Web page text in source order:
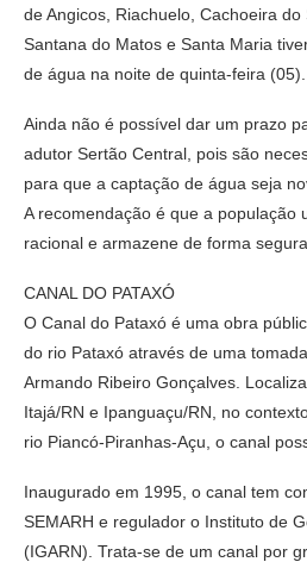
de Angicos, Riachuelo, Cachoeira
Santana do Matos e Santa Maria
de água na noite de quinta-feira (05).
Ainda não é possível dar um prazo
adutor Sertão Central, pois são
para que a captação de água seja
A recomendação é que a população
racional e armazene de forma segura.
CANAL DO PATAXÓ
O Canal do Pataxó é uma obra
do rio Pataxó através de uma
Armando Ribeiro Gonçalves.
Itajá/RN e Ipanguaçu/RN, no
rio Piancó-Piranhas-Açu, o canal
Inaugurado em 1995, o canal tem
SEMARH e regulador o Instituto de
(IGARN). Trata-se de um canal por